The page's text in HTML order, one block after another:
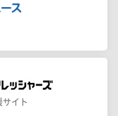
サイト